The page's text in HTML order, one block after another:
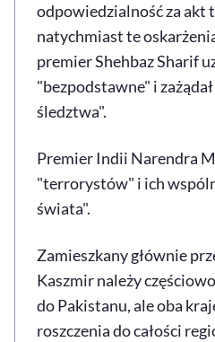
odpowiedzialność za akt
natychmiast te
premier Shehbaz Sharif
"bezpodstawne" i
śledztwa".
Premier Indii Narendra
"terrorystów" i ich
świata".
Zamieszkany głównie
Kaszmir należy
do Pakistanu, ale oba
roszczenia do całości